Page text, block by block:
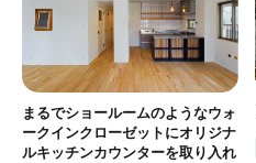
まるでショールームのようなウォ
ークインクローゼットにオリジナ
ルキッチンカウンターを取り入れ